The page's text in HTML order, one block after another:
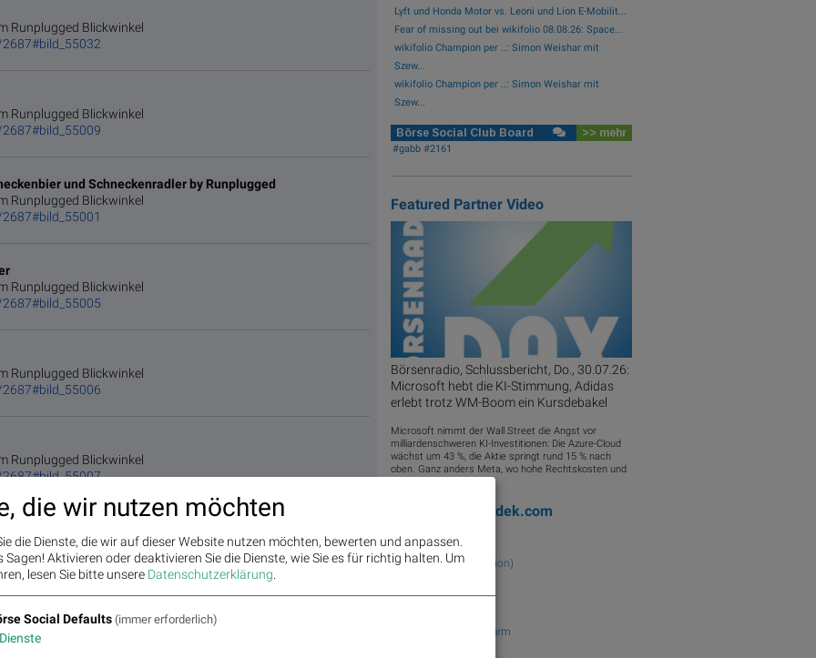
Runplugged Blickwinkel
Runplugged Blickwinkel
und Schneckenradler by Runplugged
Runplugged Blickwinkel
Runplugged Blickwinkel
Runplugged Blickwinkel
Runplugged Blickwinkel
Drastil
Runplugged Blickwinkel
Runplugged Blickwinkel
Lyft und Honda Motor vs. Leoni und Lion E-Mobilit...
Fear of missing out bei wikifolio 08.08.26: Space...
wikifolio Champion per ..: Simon Weishar mit
Szew...
wikifolio Champion per ..: Simon Weishar mit
Szew...
Börse Social Club Board >> mehr
#gabb #2161
Featured Partner Video
Börsenradio, Schlussbericht, Do., 30.07.26:
Microsoft hebt die KI-Stimmung, Adidas
erlebt trotz WM-Boom ein Kursdebakel
Microsoft nimmt der Wall Street die Angst vor
milliardenschweren KI-Investitionen: Die Azure-Cloud
wächst um 43 %, die Aktie springt rund 15 % nach
oben. Ganz anders Meta, wo hohe Rechtskosten und
josefchladek.com
Larry Clark
Tulsa (first edition)
Road to The Farm
die wir nutzen möchten
die Dienste, die wir auf dieser Website nutzen möchten, bewerten und anpassen.
Sagen! Aktivieren oder deaktivieren Sie die Dienste, wie Sie es für richtig halten. Um
lesen Sie bitte unsere Datenschutzerklärung.
Social Defaults (immer erforderlich)
Dienste